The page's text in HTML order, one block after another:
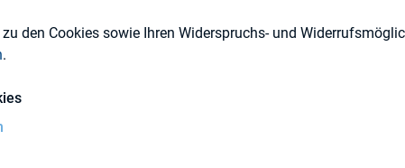
den Cookies sowie Ihren Widerspruchs- und
.